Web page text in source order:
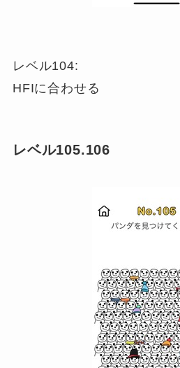
レベル104:
HFIに合わせる
レベル105.106